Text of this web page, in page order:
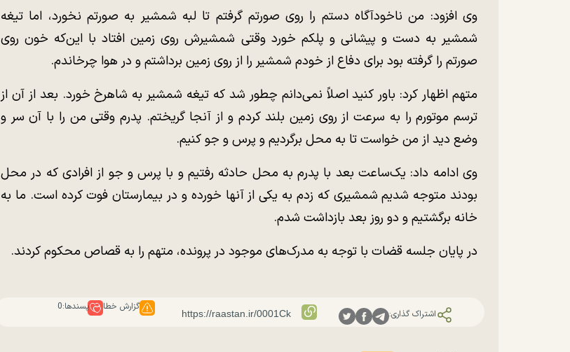
وی افزود: من ناخودآگاه دستم را روی صورتم گرفتم تا لبه شمشیر به صورتم نخورد، اما تیغه
شمشیر به دست و پیشانی و پلکم خورد وقتی شمشیرش روی زمین افتاد با این‌که خون روی
صورتم را گرفته بود برای دفاع از خودم شمشیر را از روی زمین برداشتم و در هوا چرخاندم.
متهم اظهار کرد: باور کنید اصلاً نمی‌دانم چطور شد که تیغه شمشیر به شاهرخ خورد. بعد از آن از
ترسم موتورم را به سرعت از روی زمین بلند کردم و از آنجا گریختم. پدرم وقتی من را با آن سر و
وضع دید از من خواست تا به محل برگردیم و پرس و جو کنیم.
وی ادامه داد: یک‌ساعت بعد با پدرم به محل حادثه رفتیم و با پرس و جو از افرادی که در محل
بودند متوجه شدیم شمشیری که زدم به یکی از آنها خورده و در بیمارستان فوت کرده است. ما به
خانه برگشتیم و دو روز بعد بازداشت شدم.
در پایان جلسه قضات با توجه به مدرک‌های موجود در پرونده، متهم را به قصاص محکوم کردند.
اشتراک گذاری:
گزارش خطا پسندها:0